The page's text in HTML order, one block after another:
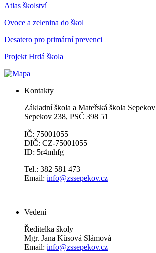
Atlas školství
Ovoce a zelenina do škol
Desatero pro primární prevenci
Projekt Hrdá škola
Kontakty
Základní škola a Mateřská škola Sepekov
Sepekov 238, PSČ 398 51
IČ: 75001055
DIČ: CZ-75001055
ID: 5r4mhfg
Tel.: 382 581 473
Email: info@zssepekov.cz
Vedení
Ředitelka školy
Mgr. Jana Kůsová Slámová
Email: info@zssepekov.cz